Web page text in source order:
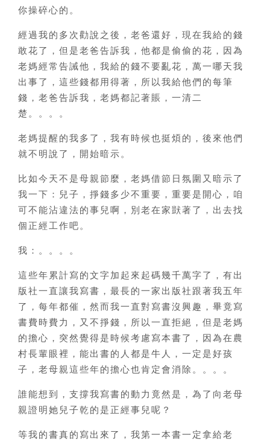
你操碎心的。
經過我的多次勸說之後，老爸還好，現在我給的錢
敢花了，但是老爸告訴我，他都是偷偷的花，因為
老媽經常告誡他，我給的錢不要亂花，萬一哪天我
出事了，這些錢都用得著，所以我給他們的每筆
錢，老爸告訴我，老媽都記著賬，一清二
楚。。。。
老媽提醒的我多了，我有時候也挺煩的，後來他們
就不明說了，開始暗示。
比如今天不是母親節麼，老媽借節日氛圍又暗示了
我一下：兒子，掙錢多少不重要，重要是開心，咱
可不能沾違法的事兒啊，別老在家獃著了，出去找
個正經工作吧。
我：。。。。
這些年累計寫的文字加起來起碼幾千萬字了，有出
版社一直讓我寫書，最長的一家出版社跟著我五年
了，每年都催，然而我一直對寫書沒興趣，畢竟寫
書費時費力，又不掙錢，所以一直拒絕，但是老媽
的擔心，突然覺得是時候考慮寫本書了，因為在農
村長輩眼裡，能出書的人都是牛人，一定是好孩
子，老母親這些年的擔心也肯定會消除。。。。
誰能想到，支撐我寫書的動力竟然是，為了向老母
親證明她兒子乾的是正經事兒呢？
等我的書真的寫出來了，我第一本書一定拿給老